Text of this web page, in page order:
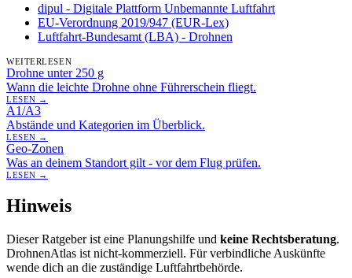
dipul - Digitale Plattform Unbemannte Luftfahrt
EU-Verordnung 2019/947 (EUR-Lex)
Luftfahrt-Bundesamt (LBA) - Drohnen
WEITERLESEN
Drohne unter 250 g
Wann die leichte Drohne ohne Führerschein fliegt.
LESEN →
A1/A3
Abstände und Kategorien im Überblick.
LESEN →
Geo-Zonen
Was an deinem Standort gilt - vor dem Flug prüfen.
LESEN →
Hinweis
Dieser Ratgeber ist eine Planungshilfe und keine Rechtsberatung.
DrohnenAtlas ist nicht-kommerziell. Für verbindliche Auskünfte
wende dich an die zuständige Luftfahrtbehörde.